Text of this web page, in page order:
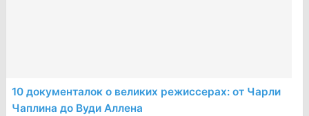
10 документалок о великих режиссерах: от Чарли
Чаплина до Вуди Аллена